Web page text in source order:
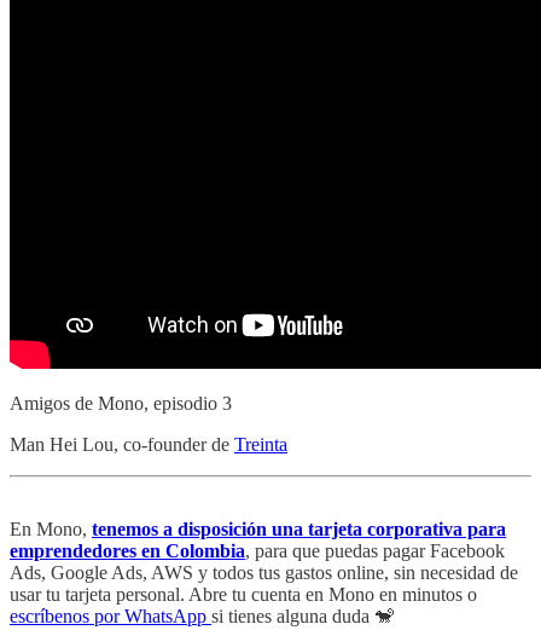
Amigos de Mono, episodio 3
Man Hei Lou, co-founder de Treinta
En Mono, tenemos a disposición una tarjeta corporativa para
emprendedores en Colombia, para que puedas pagar Facebook
Ads, Google Ads, AWS y todos tus gastos online, sin necesidad de
usar tu tarjeta personal. Abre tu cuenta en Mono en minutos o
escríbenos por WhatsApp si tienes alguna duda 🐒